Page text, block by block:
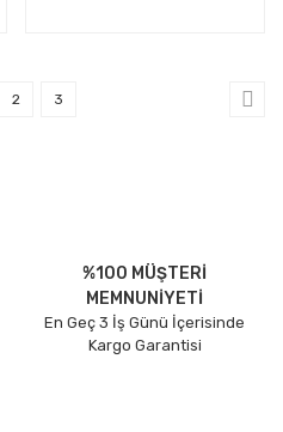
2 3
%100 MÜŞTERİ
MEMNUNİYETİ
En Geç 3 İş Günü İçerisinde
Kargo Garantisi